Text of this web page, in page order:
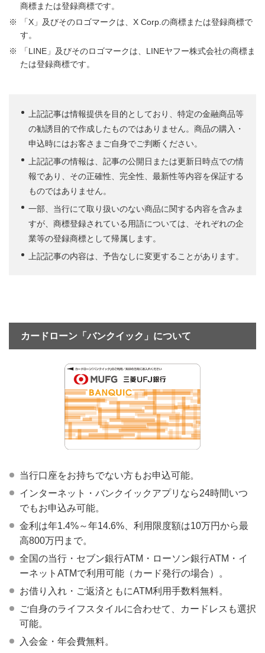
商標または登録商標です。
「X」及びそのロゴマークは、X Corp.の商標または登録商標で
す。
「LINE」及びそのロゴマークは、LINEヤフー株式会社の商標ま
たは登録商標です。
上記記事は情報提供を目的としており、特定の金融商品等
の勧誘目的で作成したものではありません。商品の購入・
申込時にはお客さまご自身でご判断ください。
上記記事の情報は、記事の公開日または更新日時点での情
報であり、その正確性、完全性、最新性等内容を保証する
ものではありません。
一部、当行にて取り扱いのない商品に関する内容を含みま
すが、商標登録されている用語については、それぞれの企
業等の登録商標として帰属します。
上記記事の内容は、予告なしに変更することがあります。
カードローン「バンクイック」について
当行口座をお持ちでない方もお申込可能。
インターネット・バンクイックアプリなら24時間いつ
でもお申込み可能。
金利は年1.4%～年14.6%、利用限度額は10万円から最
高800万円まで。
全国の当行・セブン銀行ATM・ローソン銀行ATM・イ
ーネットATMで利用可能（カード発行の場合）。
お借り入れ・ご返済ともにATM利用手数料無料。
ご自身のライフスタイルに合わせて、カードレスも選択
可能。
入会金・年会費無料。